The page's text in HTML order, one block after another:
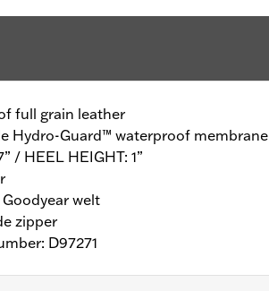
full grain leather
Hydro-Guard™ waterproof membrane
/ HEEL HEIGHT: 1”
welt
zipper
D97271